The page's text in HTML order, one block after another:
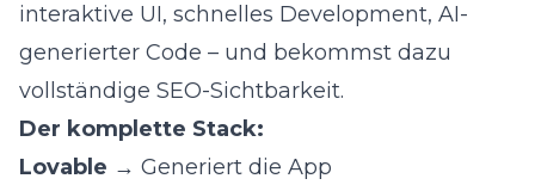
interaktive UI, schnelles Development, AI-
generierter Code – und bekommst dazu
vollständige SEO-Sichtbarkeit.
Der komplette Stack:
Lovable → Generiert die App